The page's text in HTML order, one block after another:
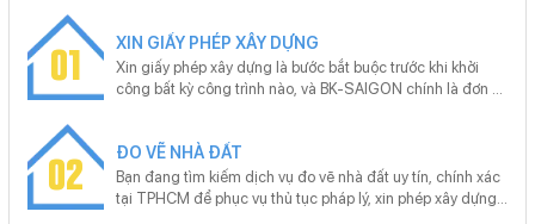
01
XIN GIẤY PHÉP XÂY DỰNG
Xin giấy phép xây dựng là bước bắt buộc trước khi khởi
công bất kỳ công trình nào, và BK-SAIGON chính là đơn vị
cho nhiều loại công trình từ nhà ở riêng lẻ, nhà phố đến dự
án lớn, BK-SAIGON cam kết hỗ trợ trọn gói từ khâu tư vấn,
chuẩn bị hồ sơ, nộp và theo dõi tiến trình để khách hàng
02
ĐO VẼ NHÀ ĐẤT
Bạn đang tìm kiếm dịch vụ đo vẽ nhà đất uy tín, chính xác
tại TPHCM để phục vụ thủ tục pháp lý, xin phép xây dựng